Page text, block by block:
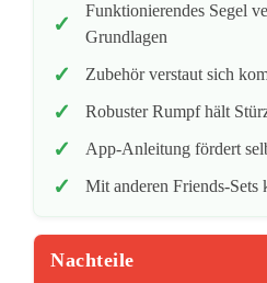
Funktionierendes Segel
Grundlagen
Zubehör verstaut sich
Robuster Rumpf hält
App-Anleitung fördert
Mit anderen Friends-Sets
Nachteile